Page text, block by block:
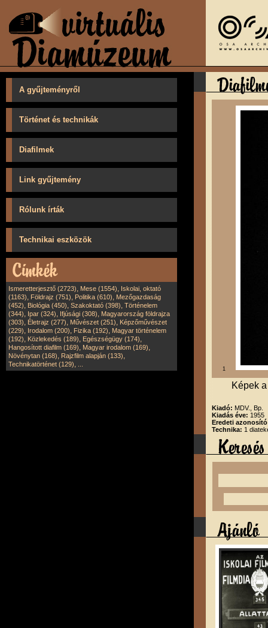
A gyűjteményről
Történet és technikák
Diafilmek
Link gyűjtemény
Rólunk írták
Technikai eszközök
Ismeretterjesztő (2723), Mese (1554), Iskolai, oktató
(1163), Földrajz (751), Politika (610), Mezőgazdaság
(452), Biológia (450), Szakoktató (398), Történelem
(344), Ipar (324), Ifjúsági (308), Magyarország földrajza
(303), Életrajz (277), Művészet (251), Képzőművészet
(229), Irodalom (200), Fizika (192), Magyar történelem
(192), Közlekedés (189), Egészségügy (174),
Hangosított diafilm (169), Magyar irodalom (169),
Növénytan (168), Rajzfilm alapján (133),
Technikatörténet (129),
1
Képek
Kiadó: MDV., Bp.
Kiadás éve: 1955
Eredeti
Technika: 1